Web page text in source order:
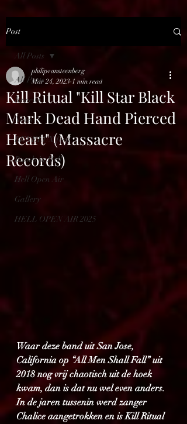
Post
All Posts
Reviews
News
BENELUX feed
Bands in Hell
Hell Open Air
Gallery
HELL OPEN AIR 2025
All Posts
Kill Ritual "Kill Star Black
Mark Dead Hand Pierced
Heart" (Massacre
Records)
philipvansteenberg
Mar 24, 2023 1 min read
Waar deze band uit San Jose,
California op “All Men Shall Fall” uit
2018 nog vrij chaotisch uit de hoek
kwam, dan is dat nu wel even anders.
In de jaren tussenin werd zanger
Chalice aangetrokken en is Kill Ritual